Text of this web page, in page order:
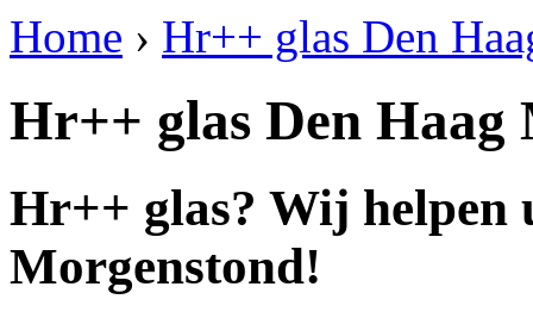
Home › Hr++ glas Den
Hr++ glas Den Haag
Hr++ glas? Wij helpen
Morgenstond!